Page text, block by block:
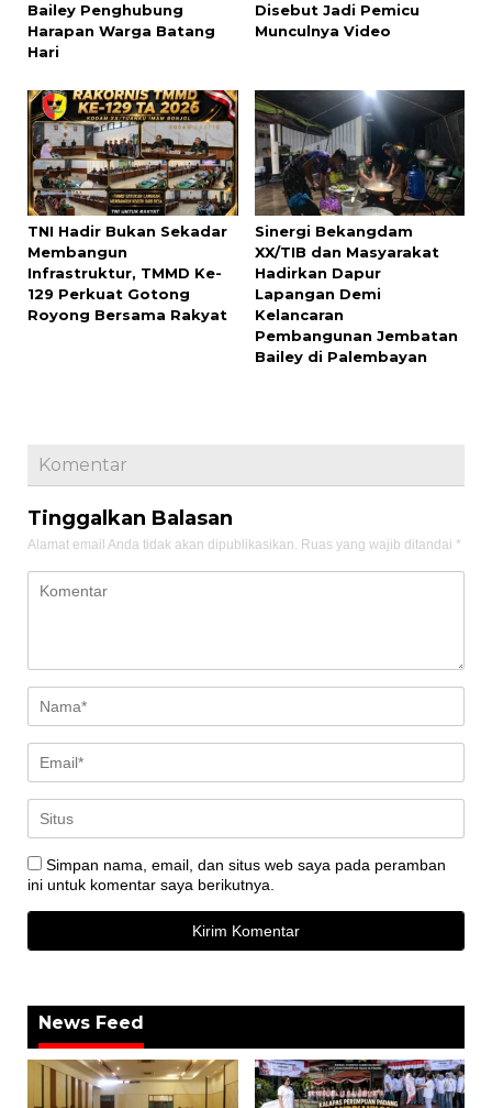
Bailey Penghubung
Harapan Warga Batang
Hari
Disebut Jadi Pemicu
Munculnya Video
TNI Hadir Bukan Sekadar
Membangun
Infrastruktur, TMMD Ke-
129 Perkuat Gotong
Royong Bersama Rakyat
Sinergi Bekangdam
XX/TIB dan Masyarakat
Hadirkan Dapur
Lapangan Demi
Kelancaran
Pembangunan Jembatan
Bailey di Palembayan
Komentar
Tinggalkan Balasan
Alamat email Anda tidak akan dipublikasikan. Ruas yang wajib ditandai *
Simpan nama, email, dan situs web saya pada peramban
ini untuk komentar saya berikutnya.
News Feed